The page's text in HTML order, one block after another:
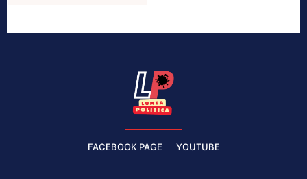
FACEBOOK PAGE YOUTUBE